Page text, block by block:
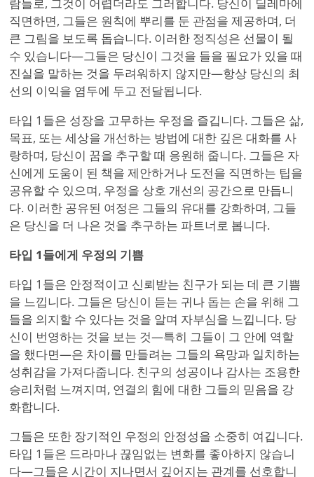
람들로, 그것이 어렵더라도 그러합니다. 당신이 딜레마에
직면하면, 그들은 원칙에 뿌리를 둔 관점을 제공하며, 더
큰 그림을 보도록 돕습니다. 이러한 정직성은 선물이 될
수 있습니다—그들은 당신이 그것을 들을 필요가 있을 때
진실을 말하는 것을 두려워하지 않지만—항상 당신의 최
선의 이익을 염두에 두고 전달됩니다.
타입 1들은 성장을 고무하는 우정을 즐깁니다. 그들은 삶,
목표, 또는 세상을 개선하는 방법에 대한 깊은 대화를 사
랑하며, 당신이 꿈을 추구할 때 응원해 줍니다. 그들은 자
신에게 도움이 된 책을 제안하거나 도전을 직면하는 팁을
공유할 수 있으며, 우정을 상호 개선의 공간으로 만듭니
다. 이러한 공유된 여정은 그들의 유대를 강화하며, 그들
은 당신을 더 나은 것을 추구하는 파트너로 봅니다.
타입 1들에게 우정의 기쁨
타입 1들은 안정적이고 신뢰받는 친구가 되는 데 큰 기쁨
을 느낍니다. 그들은 당신이 듣는 귀나 돕는 손을 위해 그
들을 의지할 수 있다는 것을 알며 자부심을 느낍니다. 당
신이 번영하는 것을 보는 것—특히 그들이 그 안에 역할
을 했다면—은 차이를 만들려는 그들의 욕망과 일치하는
성취감을 가져다줍니다. 친구의 성공이나 감사는 조용한
승리처럼 느껴지며, 연결의 힘에 대한 그들의 믿음을 강
화합니다.
그들은 또한 장기적인 우정의 안정성을 소중히 여깁니다.
타입 1들은 드라마나 끊임없는 변화를 좋아하지 않습니
다—그들은 시간이 지나면서 깊어지는 관계를 선호합니